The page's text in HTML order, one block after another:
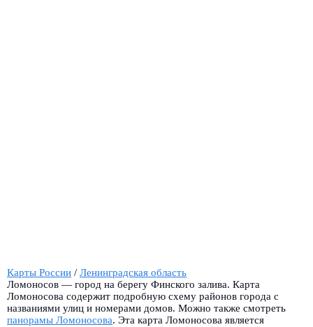
Карты России / Ленинградская область
Ломоносов — город на берегу Финского залива. Карта
Ломоносова содержит подробную схему районов города с
названиями улиц и номерами домов. Можно также смотреть
панорамы Ломоносова. Эта карта Ломоносова является